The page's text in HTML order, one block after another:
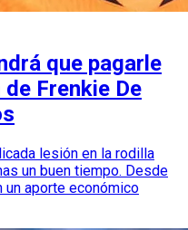
que pagarle
Frenkie De
lesión en la rodilla
un buen tiempo. Desde
un aporte económico